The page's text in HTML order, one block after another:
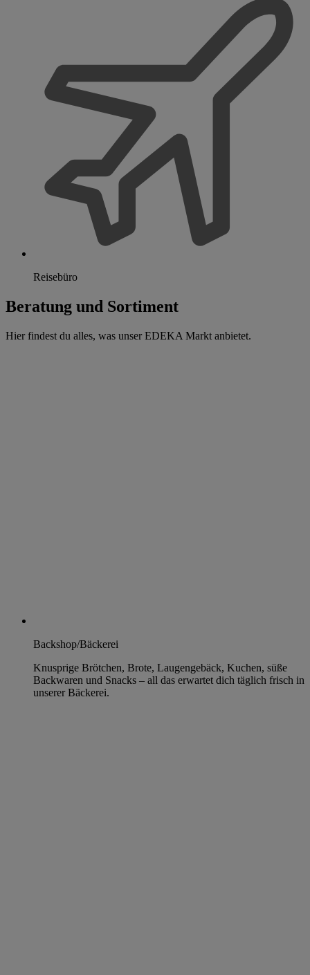
Reisebüro
Beratung und Sortiment
Hier findest du alles, was unser EDEKA Markt anbietet.
Backshop/Bäckerei
Knusprige Brötchen, Brote, Laugengebäck, Kuchen, süße
Backwaren und Snacks – all das erwartet dich täglich frisch in
unserer Bäckerei.